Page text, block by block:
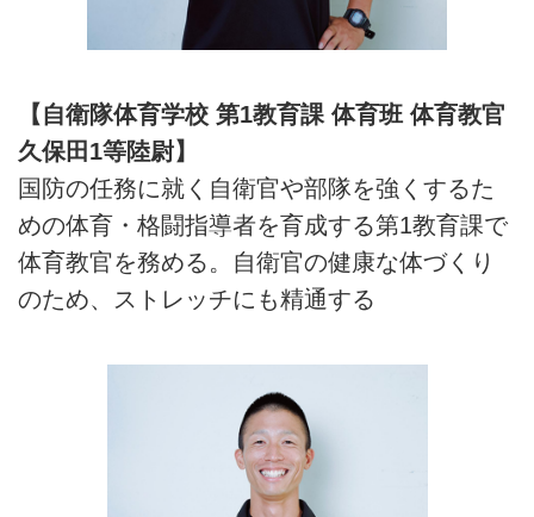
【自衛隊体育学校 第1教育課 体育班 体育教官
久保田1等陸尉】
国防の任務に就く自衛官や部隊を強くするた
めの体育・格闘指導者を育成する第1教育課で
体育教官を務める。自衛官の健康な体づくり
のため、ストレッチにも精通する